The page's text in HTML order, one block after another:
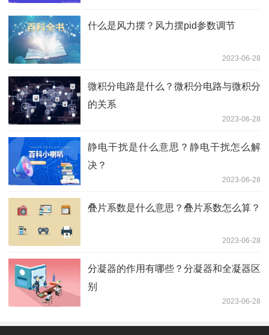
什么是风力摆？风力摆pid参数调节
2023-06-28
微积分电路是什么？微积分电路与微积分
的关系
2023-06-28
静电干扰是什么意思？静电干扰怎么解
决？
2023-06-28
叠片系数是什么意思？叠片系数怎么算？
2023-06-28
分凝器的作用有哪些？分凝器和全凝器区
别
2023-06-28